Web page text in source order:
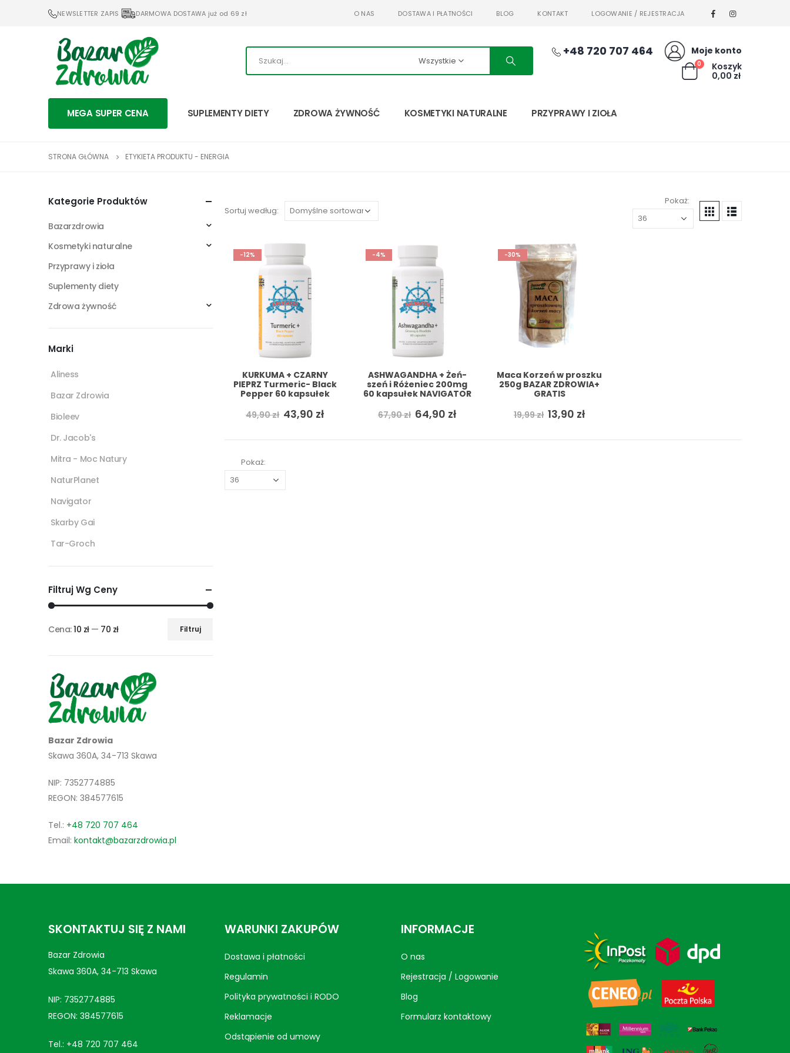
NEWSLETTER ZAPIS DARMOWA DOSTAWA już od 69 zł O NAS DOSTAWA I PŁATNOŚCI BLOG KONTAKT LOGOWANIE / REJESTRACJA
Wszystkie
+48 720 707 464 Moje konto
0
Koszyk
0,00 zł
MEGA SUPER CENA SUPLEMENTY DIETY ZDROWA ŻYWNOŚĆ KOSMETYKI NATURALNE PRZYPRAWY I ZIOŁA
STRONA GŁÓWNA ETYKIETA PRODUKTU - ENERGIA
Sortuj według:
Pokaż:
-12%
KURKUMA + CZARNY
PIEPRZ Turmeric- Black
Pepper 60 kapsułek
NAVIGATOR
49,90zł Pierwotna
cena
49,90 zł.
43,90 złAktualna
43,90 zł.
-4%
ASHWAGANDHA + Żeń-
szeń i Różeniec 200mg
60 kapsułek NAVIGATOR
67,90zł Pierwotna
cena
67,90 zł.
64,90 złAktualna
64,90 zł.
-30%
Maca Korzeń w proszku
250g BAZAR ZDROWIA+
GRATIS
19,99zł Pierwotna
cena
19,99 zł.
13,90 złAktualna
13,90 zł.
Pokaż:
Kategorie Produktów
Bazarzdrowia
Kosmetyki naturalne
Przyprawy i zioła
Suplementy diety
Zdrowa żywność
Marki
Aliness
Bazar Zdrowia
Bioleev
Dr. Jacob's
Mitra - Moc Natury
NaturPlanet
Navigator
Skarby Gai
Tar-Groch
Filtruj Wg Ceny
min
max
Filtruj
Cena:10 zł— 70 zł
Bazar Zdrowia
Skawa 360A, 34-713 Skawa
NIP: 7352774885
REGON: 384577615
Tel.: +48 720 707 464
Email: kontakt@bazarzdrowia.pl
SKONTAKTUJ SIĘ Z NAMI
Bazar Zdrowia
Skawa 360A, 34-713 Skawa
NIP: 7352774885
REGON: 384577615
Tel.: +48 720 707 464
WARUNKI ZAKUPÓW
Dostawa i płatności
Regulamin
Polityka prywatności i RODO
Reklamacje
Odstąpienie od umowy
INFORMACJE
O nas
Rejestracja / Logowanie
Blog
Formularz kontaktowy